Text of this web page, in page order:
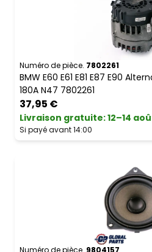
Numéro de pièce. 7802261
BMW E60 E61 E81 E87 E90
180A N47 7802261
37,95 €
Livraison gratuite:12–14
Si payé avant 14:00